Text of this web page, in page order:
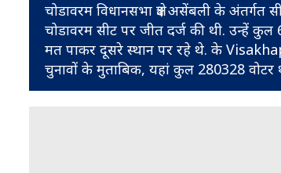
चोडावरम विधानसभा क्षेत्र असेंबली के
चोडावरम सीट पर जीत दर्ज की थी. उन्हें
मत पाकर दूसरे स्थान पर रहे थे. के
चुनावों के मुताबिक, यहां कुल 280328 वोटर